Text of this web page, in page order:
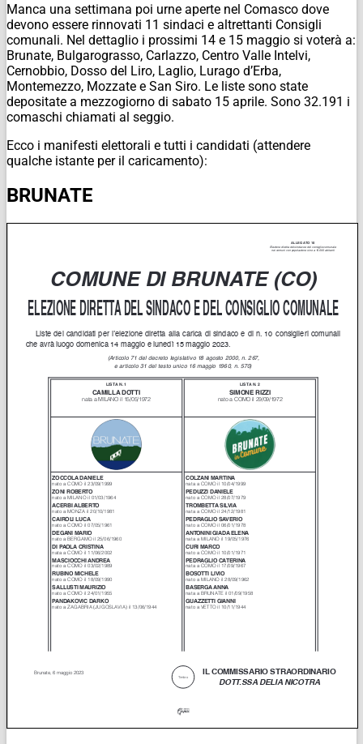
Manca una settimana poi urne aperte nel Comasco dove
devono essere rinnovati 11 sindaci e altrettanti Consigli
comunali. Nel dettaglio i prossimi 14 e 15 maggio si voterà a:
Brunate, Bulgarograsso, Carlazzo, Centro Valle Intelvi,
Cernobbio, Dosso del Liro, Laglio, Lurago d’Erba,
Montemezzo, Mozzate e San Siro. Le liste sono state
depositate a mezzogiorno di sabato 15 aprile. Sono 32.191 i
comaschi chiamati al seggio.
Ecco i manifesti elettorali e tutti i candidati (attendere
qualche istante per il caricamento):
BRUNATE